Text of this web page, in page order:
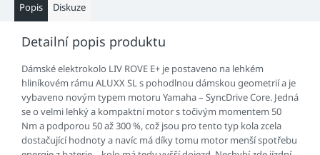
Popis Diskuze
Detailní popis produktu
Dámské elektrokolo LIV ROVE E+ je postaveno na lehkém
hliníkovém rámu ALUXX SL s pohodlnou dámskou geometrií a je
vybaveno novým typem motoru Yamaha – SyncDrive Core. Jedná
se o velmi lehký a kompaktní motor s točivým momentem 50
Nm a podporou 50 až 300 %, což jsou pro tento typ kola zcela
dostačující hodnoty a navíc má díky tomu motor menší spotřebu